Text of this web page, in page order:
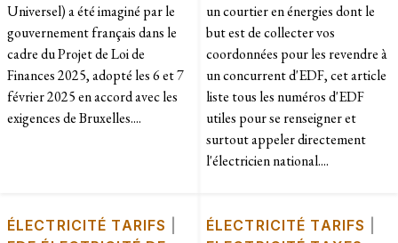
Universel) a été imaginé par le
gouvernement français dans le
cadre du Projet de Loi de
Finances 2025, adopté les 6 et 7
février 2025 en accord avec les
exigences de Bruxelles....
un courtier en énergies dont le
but est de collecter vos
coordonnées pour les revendre à
un concurrent d'EDF, cet article
liste tous les numéros d'EDF
utiles pour se renseigner et
surtout appeler directement
l'électricien national....
ÉLECTRICITÉ TARIFS ÉLECTRICITÉ TARIFS